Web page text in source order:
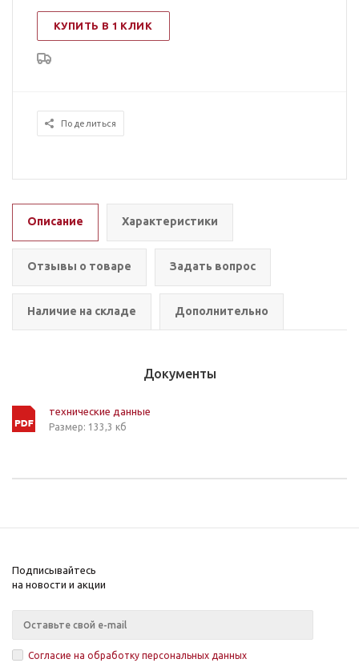
КУПИТЬ В 1 КЛИК
Поделиться
Описание Характеристики
Отзывы о товаре Задать вопрос
Наличие на складе Дополнительно
Документы
технические данные
Размер: 133,3 кб
Подписывайтесь
на новости и акции
Согласие на обработку персональных данных